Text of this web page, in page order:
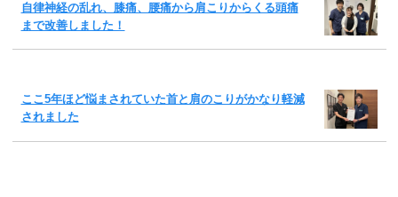
自律神経の乱れ、膝痛、腰痛から肩こりからくる頭痛
まで改善しました！
ここ5年ほど悩まされていた首と肩のこりがかなり軽減
されました